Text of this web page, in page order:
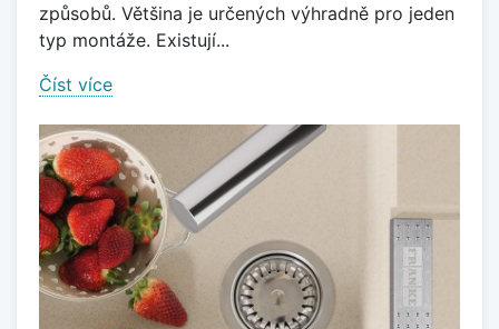
způsobů. Většina je určených výhradně pro jeden
typ montáže. Existují...
Číst více